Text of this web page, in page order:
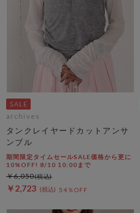
archives
タンクレイヤードカットアンサ
ンブル
期間限定タイムセールSALE価格から更に
10%OFF! 8/10 10:00まで
￥2,723 54％OFF
￥6,050